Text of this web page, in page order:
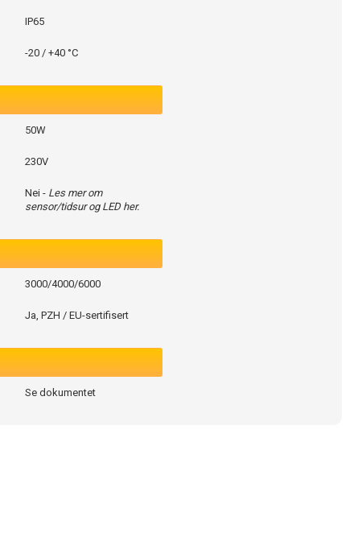
IP65
-20 / +40 °C
50W
230V
Nei - Les mer om
sensor/tidsur og LED her.
3000/4000/6000
Ja, PZH / EU-sertifisert
Se dokumentet